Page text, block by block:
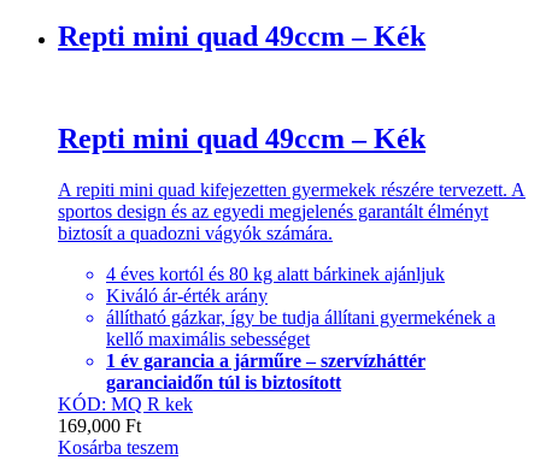
Repti mini quad 49ccm – Kék
Repti mini quad 49ccm – Kék
A repiti mini quad kifejezetten gyermekek részére tervezett. A
sportos design és az egyedi megjelenés garantált élményt
biztosít a quadozni vágyók számára.
4 éves kortól és 80 kg alatt bárkinek ajánljuk
Kiváló ár-érték arány
állítható gázkar, így be tudja állítani gyermekének a
kellő maximális sebességet
1 év garancia a járműre – szervízháttér
garanciaidőn túl is biztosított
KÓD: MQ R kek
169,000 Ft
Kosárba teszem